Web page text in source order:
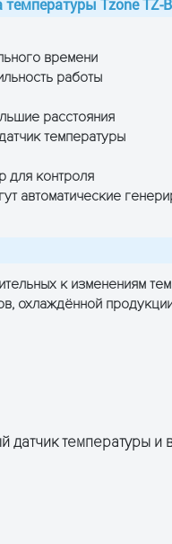
Tzone TZ-
времени
работы
расстояния
температуры
для контроля
автоматические
к изменениям
охлаждённой
температуры и